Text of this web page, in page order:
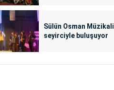
Sülün Osman Müzikali
seyirciyle buluşuyor